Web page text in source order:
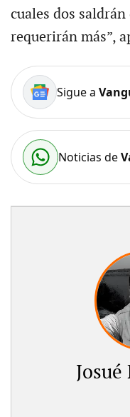
cuales dos
requerirán más”,
Sigue a
Noticias de
Josué